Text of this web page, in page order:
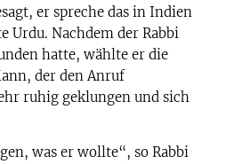
er spreche das in Indien
Urdu. Nachdem der Rabbi
hatte, wählte er die
der den Anruf
ruhig geklungen und sich
was er wollte“, so Rabbi